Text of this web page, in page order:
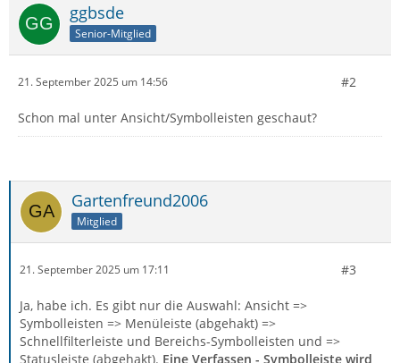
ggbsde
Senior-Mitglied
21. September 2025 um 14:56 #2
Schon mal unter Ansicht/Symbolleisten geschaut?
Gartenfreund2006
Mitglied
21. September 2025 um 17:11 #3
Ja, habe ich. Es gibt nur die Auswahl: Ansicht =>
Symbolleisten => Menüleiste (abgehakt) =>
Schnellfilterleiste und Bereichs-Symbolleisten und =>
Statusleiste (abgehakt). Eine Verfassen - Symbolleiste wird